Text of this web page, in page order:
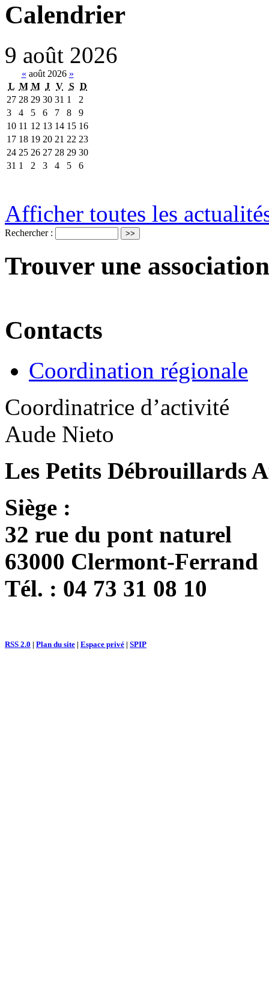
Calendrier
9 août 2026
« août 2026 »
L M M J V S D
27 28 29 30 31 1
2
3
4 5 6 7 8
9
10 11 12 13 14 15 16
17 18 19 20 21 22 23
24 25 26 27 28 29 30
31 1 2 3 4 5 6
Afficher toutes les
Rechercher :
Trouver une
Contacts
Coordination régionale
Coordinatrice d’activité
Aude Nieto
Les Petits Débrouillards
Siège :
32 rue du pont naturel
63000 Clermont-Ferrand
Tél. : 04 73 31 08 10
RSS 2.0 | Plan du site | Espace privé | SPIP